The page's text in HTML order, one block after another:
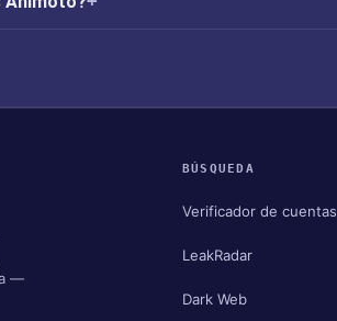
—
BÚSQUEDA
Verificador de cuentas
LeakRadar
Dark Web